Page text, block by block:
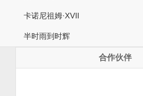
卡诺尼祖姆·XVII
半时雨到时辉
合作伙伴